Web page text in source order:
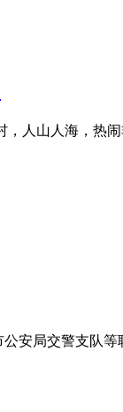
人山人海，热
安局交警支队